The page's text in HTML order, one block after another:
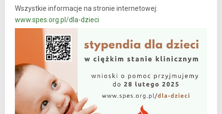
Wszystkie informacje na stronie internetowej:
www.spes.org.pl/dla-dzieci